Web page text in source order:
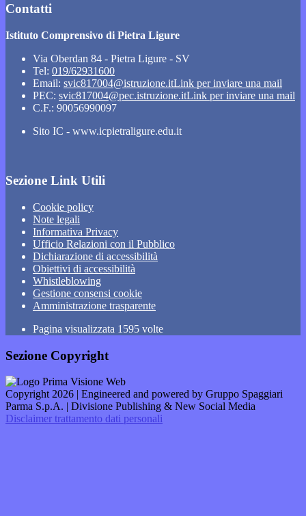
Contatti
Istituto Comprensivo di Pietra Ligure
Via Oberdan 84 - Pietra Ligure - SV
Tel: 019/62931600
Email: svic817004@istruzione.itLink per inviare una mail
PEC: svic817004@pec.istruzione.itLink per inviare una mail
C.F.: 90056990097
Sito IC - www.icpietraligure.edu.it
Sezione Link Utili
Cookie policy
Note legali
Informativa Privacy
Ufficio Relazioni con il Pubblico
Dichiarazione di accessibilità
Obiettivi di accessibilità
Whistleblowing
Gestione consensi cookie
Amministrazione trasparente
Pagina visualizzata 1595 volte
Sezione Copyright
Copyright 2026 | Engineered and powered by Gruppo Spaggiari
Parma S.p.A. | Divisione Publishing & New Social Media
Disclaimer trattamento dati personali